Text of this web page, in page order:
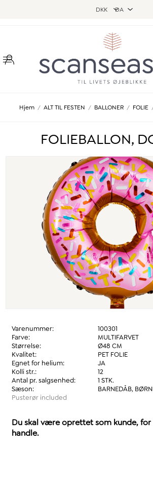
Hjem / ALT TIL FESTEN / BALLONER / FOLIE
FOLIEBALLON,
Varenummer:
100301
Farve:
MULTIFARVET
Størrelse:
Ø48 CM
Kvalitet:
PET FOLIE
Egnet for helium:
JA
Kolli str.:
12
Antal pr. salgsenhed:
1 STK.
Sæson:
BARNEDÅB,
Pusterør included
Du skal være oprettet som kunde, for
handle.